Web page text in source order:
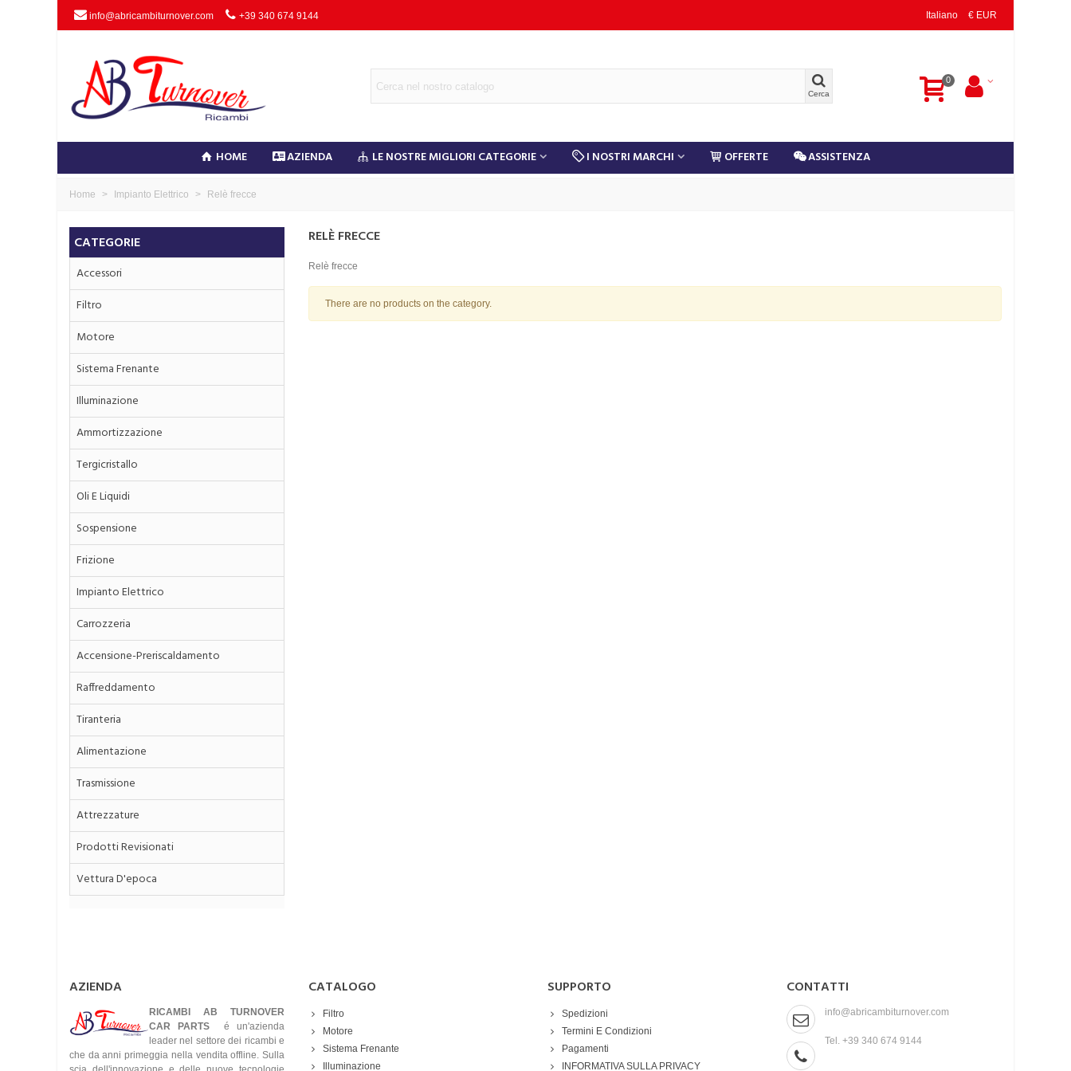
info@abricambiturnover.com +39 340 674 9144 Italiano € EUR
Cerca
0
HOME AZIENDA LE NOSTRE MIGLIORI CATEGORIE I NOSTRI MARCHI OFFERTE ASSISTENZA
Home > Impianto Elettrico > Relè frecce
CATEGORIE
Accessori
Filtro
Motore
Sistema Frenante
Illuminazione
Ammortizzazione
Tergicristallo
Oli E Liquidi
Sospensione
Frizione
Impianto Elettrico
Carrozzeria
Accensione-Preriscaldamento
Raffreddamento
Tiranteria
Alimentazione
Trasmissione
Attrezzature
Prodotti Revisionati
Vettura D'epoca
RELÈ FRECCE
Relè frecce
There are no products on the category.
AZIENDA
RICAMBI AB TURNOVER
CAR PARTS é un'azienda
leader nel settore dei ricambi e
che da anni primeggia nella vendita offline. Sulla
CATALOGO
Filtro
Motore
Sistema Frenante
Illuminazione
SUPPORTO
Spedizioni
Termini E Condizioni
Pagamenti
INFORMATIVA SULLA PRIVACY
CONTATTI
info@abricambiturnover.com
Tel. +39 340 674 9144